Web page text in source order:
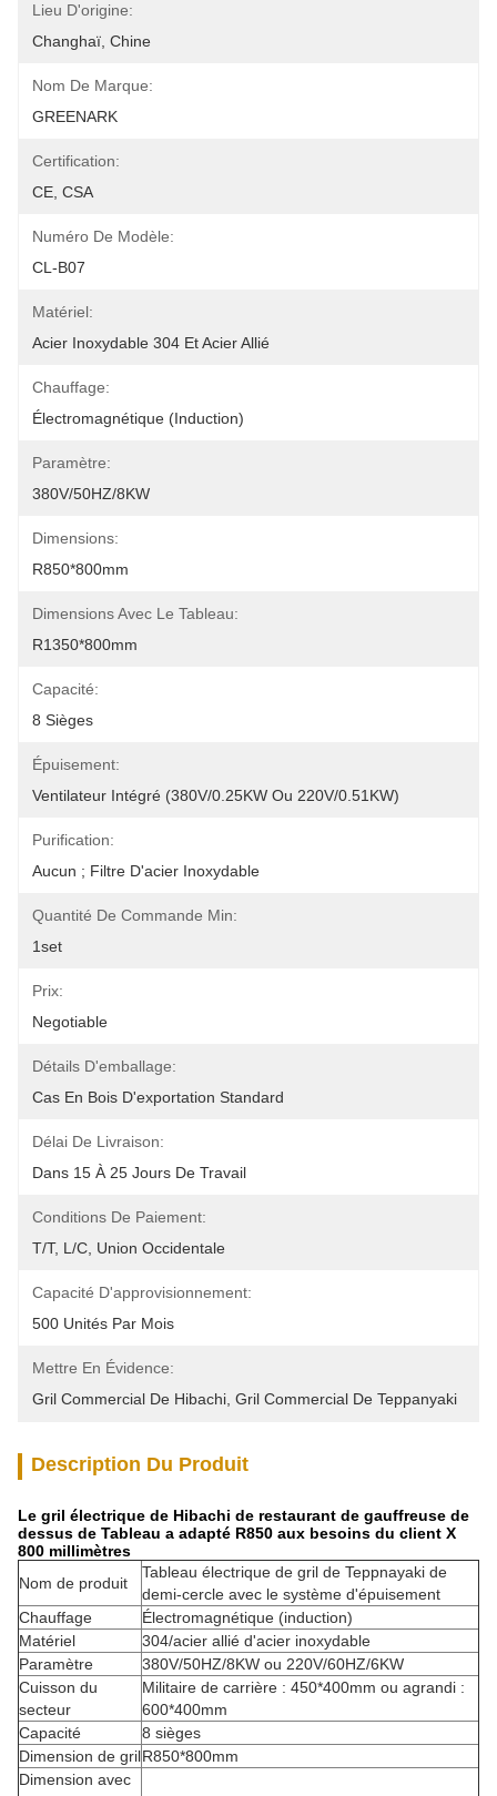
Lieu D'origine:
Changhaï, Chine
Nom De Marque:
GREENARK
Certification:
CE, CSA
Numéro De Modèle:
CL-B07
Matériel:
Acier Inoxydable 304 Et Acier Allié
Chauffage:
Électromagnétique (induction)
Paramètre:
380V/50HZ/8KW
Dimensions:
R850*800mm
Dimensions Avec Le Tableau:
R1350*800mm
Capacité:
8 Sièges
Épuisement:
Ventilateur Intégré (380V/0.25KW Ou 220V/0.51KW)
Purification:
Aucun ; Filtre D'acier Inoxydable
Quantité De Commande Min:
1set
Prix:
Negotiable
Détails D'emballage:
Cas En Bois D'exportation Standard
Délai De Livraison:
Dans 15 À 25 Jours De Travail
Conditions De Paiement:
T/T, L/C, Union Occidentale
Capacité D'approvisionnement:
500 Unités Par Mois
Mettre En Évidence:
Gril Commercial De Hibachi Gril Commercial De Teppanyaki
Description Du Produit
Le gril électrique de Hibachi de restaurant de gauffreuse de
dessus de Tableau a adapté R850 aux besoins du client X
800 millimètres
Nom de produit
Tableau électrique de gril de Teppnayaki de
demi-cercle avec le système d'épuisement
Chauffage
Électromagnétique (induction)
Matériel
304/acier allié d'acier inoxydable
Paramètre
380V/50HZ/8KW ou 220V/60HZ/6KW
Cuisson du
secteur
Militaire de carrière : 450*400mm ou agrandi :
600*400mm
Capacité
8 sièges
Dimension de grilR850*800mm
Dimension avec